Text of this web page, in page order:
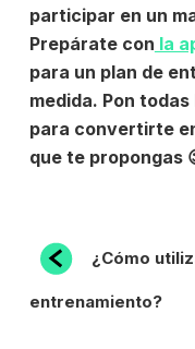
participar en un
Prepárate con la
para un plan de
medida. Pon
para convertirte
que te propongas
DE
Entrada
anterior:
¿Cómo
entrenamiento?